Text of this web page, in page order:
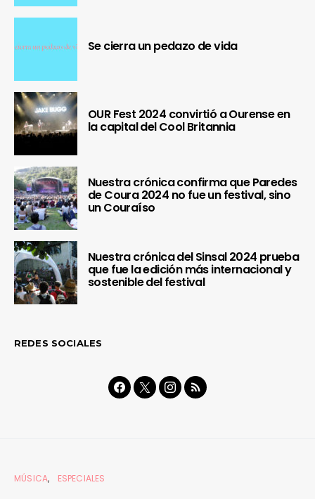
Se cierra un pedazo de vida
OUR Fest 2024 convirtió a Ourense en
la capital del Cool Britannia
Nuestra crónica confirma que Paredes
de Coura 2024 no fue un festival, sino
un Couraíso
Nuestra crónica del Sinsal 2024 prueba
que fue la edición más internacional y
sostenible del festival
REDES SOCIALES
MÚSICA ESPECIALES